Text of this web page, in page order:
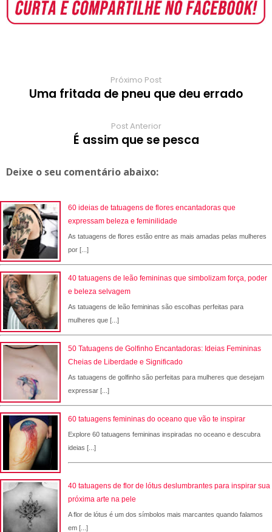
o
o
k
A
p
p
e
r
r r
e
s
o
a
r
r
a
m
Próximo Post
Uma fritada de pneu que deu errado
Post Anterior
É assim que se pesca
Deixe o seu comentário abaixo:
60 ideias de tatuagens de flores encantadoras que
expressam beleza e feminilidade
As tatuagens de flores estão entre as mais amadas pelas mulheres
por [...]
40 tatuagens de leão femininas que simbolizam força, poder
e beleza selvagem
As tatuagens de leão femininas são escolhas perfeitas para
mulheres que [...]
50 Tatuagens de Golfinho Encantadoras: Ideias Femininas
Cheias de Liberdade e Significado
As tatuagens de golfinho são perfeitas para mulheres que desejam
expressar [...]
60 tatuagens femininas do oceano que vão te inspirar
Explore 60 tatuagens femininas inspiradas no oceano e descubra
ideias [...]
40 tatuagens de flor de lótus deslumbrantes para inspirar sua
próxima arte na pele
A flor de lótus é um dos símbolos mais marcantes quando falamos
em [...]